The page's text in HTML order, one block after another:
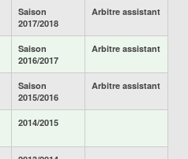
Saison
2017/2018
Arbitre assistant
Saison
2016/2017
Arbitre assistant
Saison
2015/2016
Arbitre assistant
2014/2015